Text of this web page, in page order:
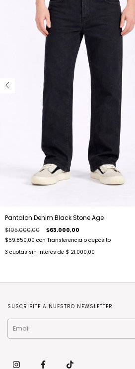
Pantalon Denim Black Stone Age
$105.000,00 $63.000,00
$59.850,00 con Transferencia o depósito
3 cuotas sin interés de $ 21.000,00
SUSCRIBITE A NUESTRO NEWSLETTER